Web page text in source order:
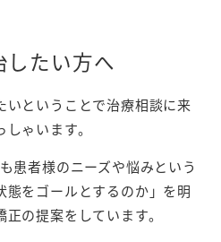
したい方へ
いということで治療相談に来
ゃいます。
患者様のニーズや悩みという
態をゴールとするのか」を明
の提案をしています。